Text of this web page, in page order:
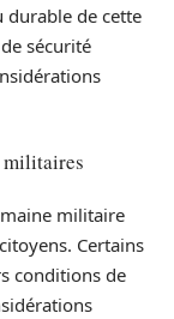
durable de cette
sécurité
militaires
militaire
Certains
conditions de